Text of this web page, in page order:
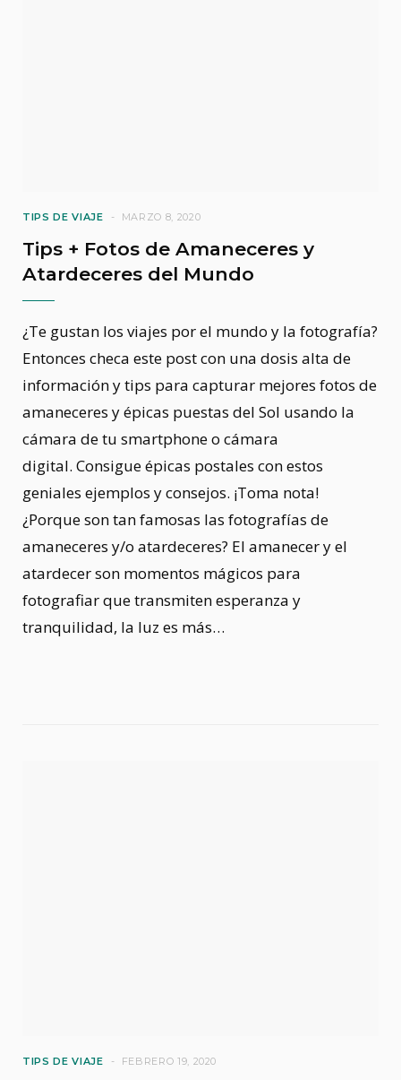
TIPS DE VIAJE MARZO 8, 2020
Tips + Fotos de Amaneceres y
Atardeceres del Mundo
¿Te gustan los viajes por el mundo y la fotografía?
Entonces checa este post con una dosis alta de
información y tips para capturar mejores fotos de
amaneceres y épicas puestas del Sol usando la
cámara de tu smartphone o cámara
digital. Consigue épicas postales con estos
geniales ejemplos y consejos. ¡Toma nota!
¿Porque son tan famosas las fotografías de
amaneceres y/o atardeceres? El amanecer y el
atardecer son momentos mágicos para
fotografiar que transmiten esperanza y
tranquilidad, la luz es más…
TIPS DE VIAJE FEBRERO 19, 2020